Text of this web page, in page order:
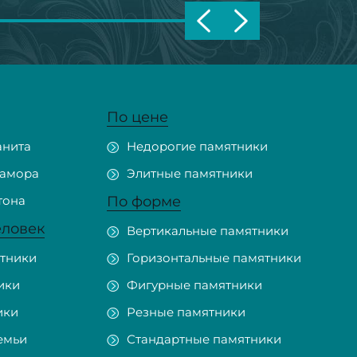
По цене
Недорогие памятники
Элитные памятники
По форме
Вертикальные памятники
Горизонтальные памятники
Фигурные памятники
Резные памятники
Стандартные памятники